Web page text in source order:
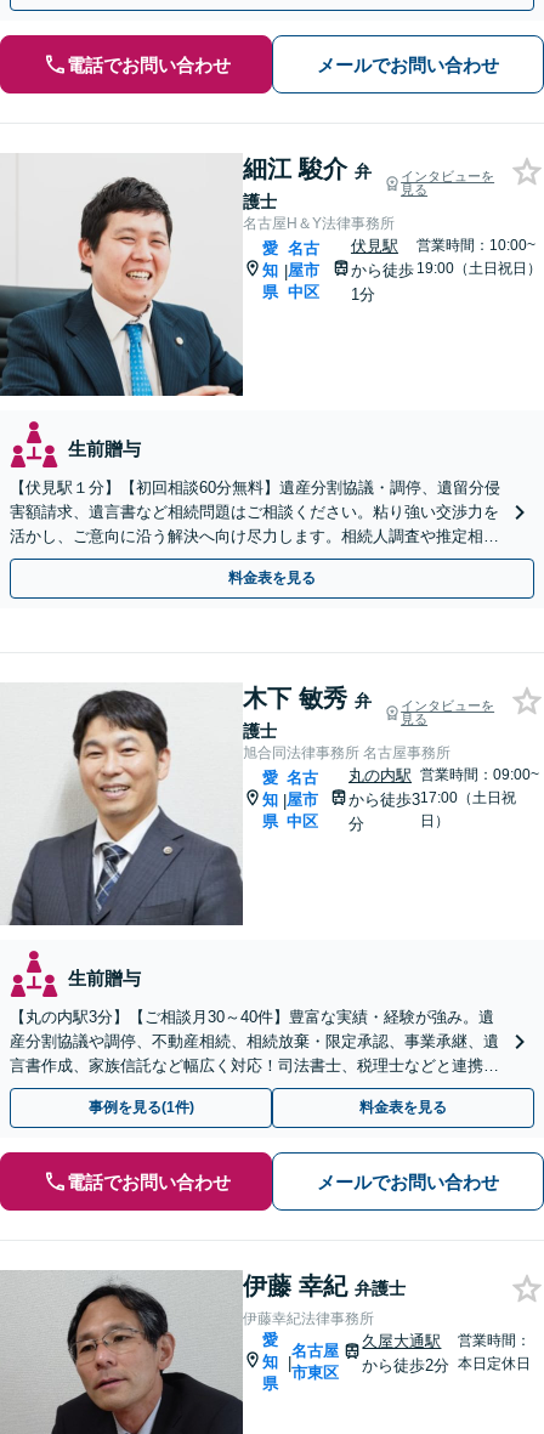
電話でお問い合わせ メールでお問い合わせ
細江 駿介 弁
護士
インタビューを
見る
名古屋H＆Y法律事務所
愛
知
県
|
名古
屋市
中区
伏見駅
から徒歩
1分
営業時間：10:00~
19:00（土日祝日）
生前贈与
【伏見駅１分】【初回相談60分無料】遺産分割協議・調停、遺留分侵
害額請求、遺言書など相続問題はご相談ください。粘り強い交渉力を
活かし、ご意向に沿う解決へ向け尽力します。相続人調査や推定相続
人廃除など複雑な件もご相談ください【土日祝対応可】
料金表を見る
木下 敏秀 弁
護士
インタビューを
見る
旭合同法律事務所 名古屋事務所
愛
知
県
|
名古
屋市
中区
丸の内駅
から徒歩3
分
営業時間：09:00~
17:00（土日祝
日）
生前贈与
【丸の内駅3分】【ご相談月30～40件】豊富な実績・経験が強み。遺
産分割協議や調停、不動産相続、相続放棄・限定承認、事業承継、遺
言書作成、家族信託など幅広く対応！司法書士、税理士などと連携し
て円滑な問題解決を目指します。【初回面談無料】
事例を見る(1件) 料金表を見る
電話でお問い合わせ メールでお問い合わせ
伊藤 幸紀 弁護士
伊藤幸紀法律事務所
愛
知
県
|
名古屋
市東区
久屋大通駅
から徒歩2分
営業時間：
本日定休日